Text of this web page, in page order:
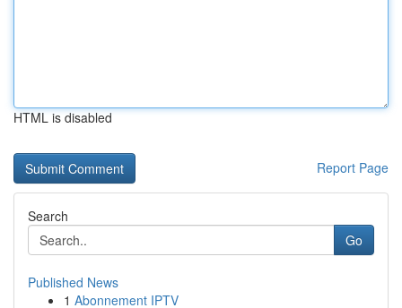
HTML is disabled
Report Page
Search
Go
Published News
1 Abonnement IPTV